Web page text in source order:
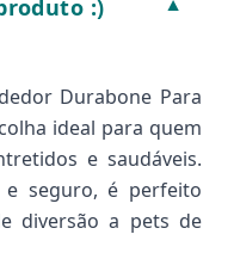
:) ▼
Durabone Para
ideal para quem
e saudáveis.
e seguro, é perfeito
diversão a pets de